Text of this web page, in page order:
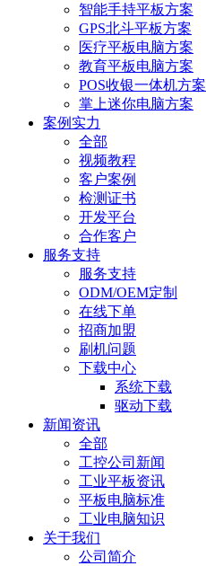
智能手持平板方案
GPS北斗平板方案
医疗平板电脑方案
教育平板电脑方案
POS收银一体机方案
掌上迷你电脑方案
案例实力
全部
视频教程
客户案例
检测证书
开发平台
合作客户
服务支持
服务支持
ODM/OEM定制
在线下单
招商加盟
刷机问题
下载中心
系统下载
驱动下载
新闻资讯
全部
工控公司新闻
工业平板资讯
平板电脑标准
工业电脑知识
关于我们
公司简介